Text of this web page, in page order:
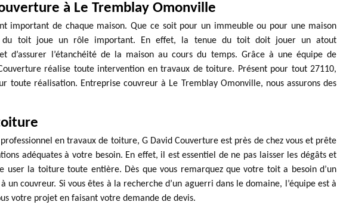
à Le Tremblay Omonville
important de chaque maison. Que ce soit pour un immeuble ou pour une maison
du toit joue un rôle important. En effet, la tenue du toit doit jouer un atout
d’assurer l’étanchéité de la maison au cours du temps. Grâce à une équipe de
réalise toute intervention en travaux de toiture. Présent pour tout 27110,
toute réalisation. Entreprise couvreur à Le Tremblay Omonville, nous assurons des
professionnel en travaux de toiture, G David Couverture est près de chez vous et prête
adéquates à votre besoin. En effet, il est essentiel de ne pas laisser les dégâts et
user la toiture toute entière. Dès que vous remarquez que votre toit a besoin d’un
un couvreur. Si vous êtes à la recherche d’un aguerri dans le domaine, l’équipe est à
votre projet en faisant votre demande de devis.